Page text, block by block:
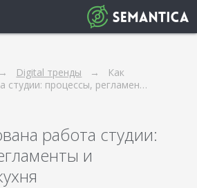
Digital тренды
Как
студии: процессы, регламен…
работа студии:
и